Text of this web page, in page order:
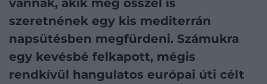
szeretnének egy kis mediterrán
napsütésben megfürdeni. Számukra
egy kevésbé felkapott, mégis
rendkívül hangulatos európai úti célt